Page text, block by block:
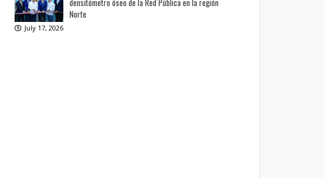
densitómetro óseo de la Red Pública en la región
Norte
July 17, 2026